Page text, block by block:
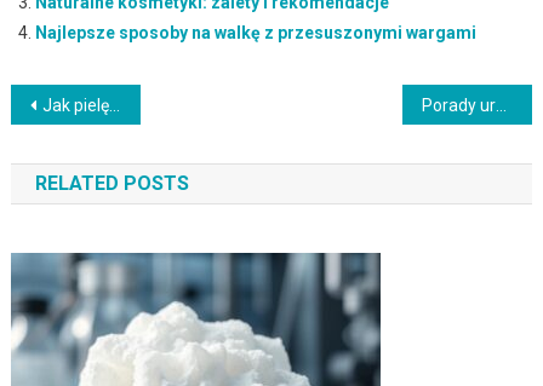
Najlepsze sposoby na walkę z przesuszonymi wargami
Nawigacja
wpisu
Jak pielęgnować skórę podczas zimy Porady urody, aby uzyskać zdrowe włosy
RELATED POSTS